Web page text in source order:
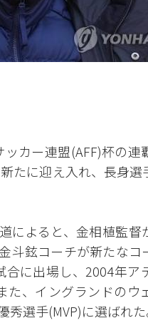
カー連盟(AFF)杯の連
たに迎え入れ、長身
によると、金相植監督
斗鉉コーチが新たなコ
に出場し、2004年ア
、イングランドのウ
選手(MVP)に選ばれた